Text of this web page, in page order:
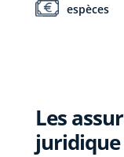
espèces
Les
juridique